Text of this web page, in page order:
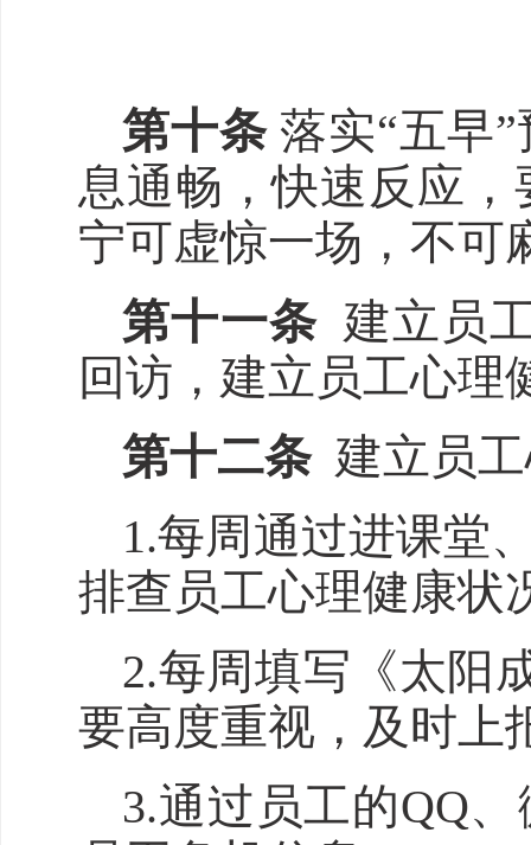
第十条 落实“五早
息通畅，快速反应
宁可虚惊一场，不可
第十一条 建立员
回访，建立员工心理
第十二条 建立员
1.每周通过进课堂
排查员工心理健康状
2.每周填写 《太阳
要高度重视，及时上
3.通过员工的QQ